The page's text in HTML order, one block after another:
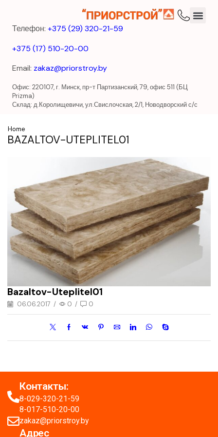
Телефон: +375 (29) 320-21-59
+375 (17) 510-20-00
Email: zakaz@priorstroy.by
Офис: 220107, г. Минск, пр-т Партизанский, 79, офис 511 (БЦ
Prizma)
Склад: д.Королищевичи, ул.Свислочская, 2/1, Новодворский с/с
Home
BAZALTOV-UTEPLITEL01
Bazaltov-Uteplitel01
06.06.2017 / 0 / 0
Контакты:
8-029-320-21-59
8-017-510-20-00
zakaz@priorstroy.by
Адрес